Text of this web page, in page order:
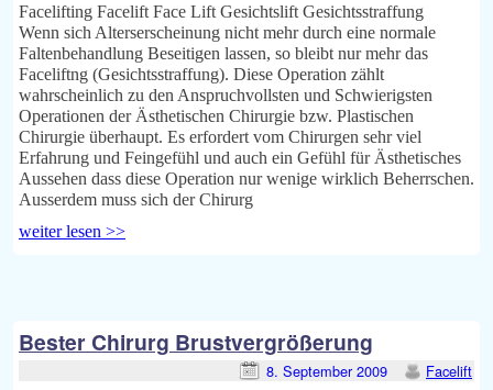
Facelifting Facelift Face Lift Gesichtslift Gesichtsstraffung
Wenn sich Alterserscheinung nicht mehr durch eine normale
Faltenbehandlung Beseitigen lassen, so bleibt nur mehr das
Faceliftng (Gesichtsstraffung). Diese Operation zählt
wahrscheinlich zu den Anspruchvollsten und Schwierigsten
Operationen der Ästhetischen Chirurgie bzw. Plastischen
Chirurgie überhaupt. Es erfordert vom Chirurgen sehr viel
Erfahrung und Feingefühl und auch ein Gefühl für Ästhetisches
Aussehen dass diese Operation nur wenige wirklich Beherrschen.
Ausserdem muss sich der Chirurg
weiter lesen >>
Bester Chirurg Brustvergrößerung
8. September 2009 Facelift